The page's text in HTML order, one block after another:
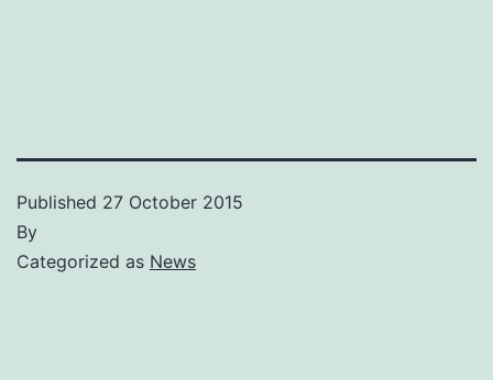
Published 27 October 2015
By
Categorized as News